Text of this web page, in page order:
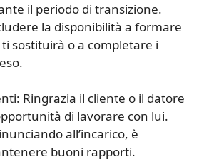
il periodo di transizione.
la disponibilità a formare
sostituirà o a completare i
Ringrazia il cliente o il datore
di lavorare con lui.
all’incarico, è
buoni rapporti.